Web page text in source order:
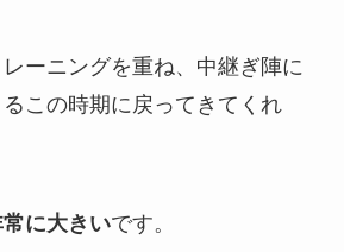
ーニングを重ね、中継ぎ陣に
この時期に戻ってきてくれ
に大きいです。